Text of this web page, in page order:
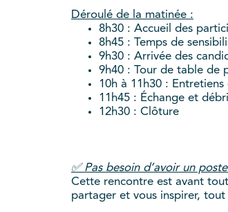
Déroulé de la matinée :
8h30 : Accueil des
8h45 : Temps de
9h30 : Arrivée des
9h40 : Tour de table de
10h à 11h30 :
11h45 : Échange et
12h30 : Clôture
✅ Pas besoin d’avoir un
Cette rencontre est avant tout
partager et vous inspirer, tout